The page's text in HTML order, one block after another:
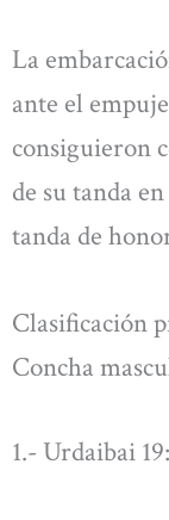
La
ante el
consiguieron
de su tanda
tanda de
Clasificación
Concha
1.- Urdaibai